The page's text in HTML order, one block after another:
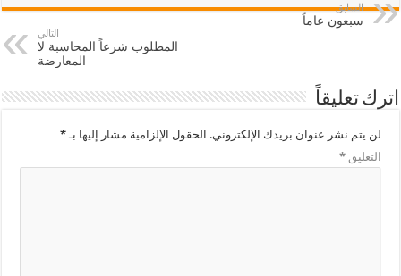
السابق
سبعون عاماً
التالي
المطلوب شرعاً المحاسبة لا
المعارضة
اترك تعليقاً
لن يتم نشر عنوان بريدك الإلكتروني. الحقول الإلزامية مشار إليها بـ*
التعليق*